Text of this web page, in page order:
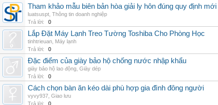
Tham khảo mẫu biên bản hòa giải ly hôn đúng quy định mới
luatsuspt Thông tin doanh nghiệp
Trả lời:
0
Lắp Đặt Máy Lạnh Treo Tường Toshiba Cho Phòng Học
tinhtrieuan Máy lạnh
Trả lời:
0
Đặc điểm của giày bảo hộ chống nước nhập khẩu
giày bảo hộ lao động Giày dép
Trả lời:
0
Cách chọn bàn ăn kéo dài phù hợp gia đình đông người
vyvy937 Giao lưu
Trả lời:
0